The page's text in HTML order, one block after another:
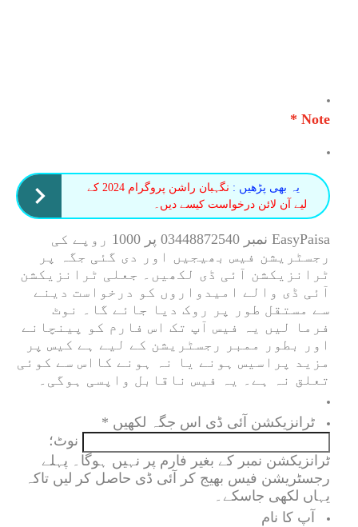
Note *
یہ بھی پڑھیں :
نگہبان راشن پروگرام 2024 کے
لیے آن لائن درخواست کیسے دیں۔
EasyPaisa نمبر 03448872540 پر 1000 روپے کی
رجسٹریشن فیس بھیجیں اور دی گئی جگہ پر
ٹرانزیکشن آئی ڈی لکھیں۔ جعلی ٹرانزیکشن
آئی ڈی والے امیدواروں کو درخواست دینے
سے مستقل طور پر روک دیا جائے گا۔ نوٹ
فرما لیں یہ فیس آپ تک اس فارم کو پینچانے
اور بطور ممبر رجسٹریشن کے لیے ہے کیس پر
مزید پراسیس ہونے یا نہ ہونے کااس سے کوئی
تعلق نہ ہے۔ یہ فیس ناقابل واپسی ہوگی۔
ٹرانزیکشن آئی ڈی اس جگہ لکھیں *
نوٹ؛
ٹرانزیکشن نمبر کے بغیر فارم پر نہیں ہوگا۔ پہلے
رجسٹریشن فیس بھیج کر آئی ڈی حاصل کر لیں تاکہ
یہاں لکھی جاسکے۔
آپ کا نام